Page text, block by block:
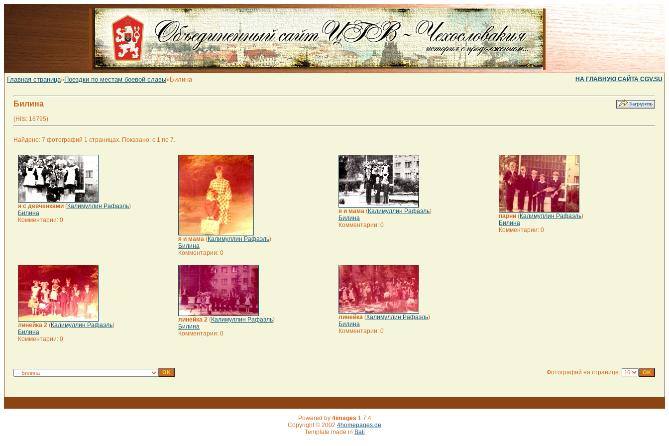
Главная страница»Поездки по местам боевой славы»Билина НА ГЛАВНУЮ САЙТА CGV.SU
Билина
(Hits: 16795)
Найдено: 7 фотографий 1 страницах. Показано: с 1 по 7.
я с девченками (Калимуллин Рафаэль)
Билина
Комментарии: 0
я и мама (Калимуллин Рафаэль)
Билина
Комментарии: 0
я и мама (Калимуллин Рафаэль)
Билина
Комментарии: 0
парни (Калимуллин Рафаэль)
Билина
Комментарии: 0
линейка 2 (Калимуллин Рафаэль)
Билина
Комментарии: 0
линейка 2 (Калимуллин Рафаэль)
Билина
Комментарии: 0
линейка (Калимуллин Рафаэль)
Билина
Комментарии: 0
Фотографий на странице:
Powered by 4images 1.7.4
Copyright © 2002 4homepages.de
Template made in Bali